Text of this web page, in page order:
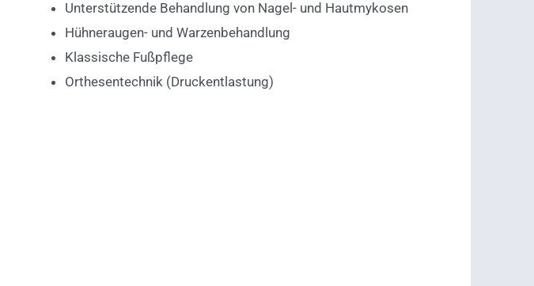
Unterstützende Behandlung von Nagel- und Hautmykosen
Hühneraugen- und Warzenbehandlung
Klassische Fußpflege
Orthesentechnik (Druckentlastung)